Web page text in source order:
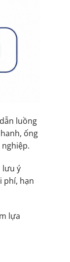
luồng
ống
lưu ý
phí, hạn
lựa